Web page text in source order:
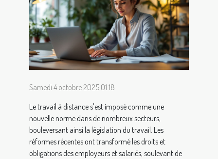
Samedi 4 octobre 2025 01:18
Le travail à distance s'est imposé comme une
nouvelle norme dans de nombreux secteurs,
bouleversant ainsi la législation du travail. Les
réformes récentes ont transformé les droits et
obligations des employeurs et salariés, soulevant de